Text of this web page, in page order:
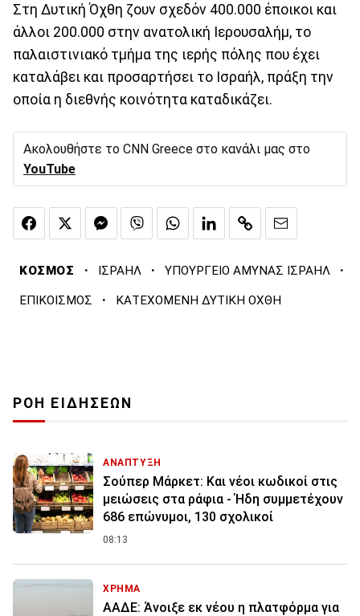
Στη Δυτική Όχθη ζουν σχεδόν 400.000 έποικοι και
άλλοι 200.000 στην ανατολική Ιερουσαλήμ, το
παλαιστινιακό τμήμα της ιερής πόλης που έχει
καταλάβει και προσαρτήσει το Ισραήλ, πράξη την
οποία η διεθνής κοινότητα καταδικάζει.
Ακολουθήστε το CNN Greece στο κανάλι μας στο
YouTube
ΚΟΣΜΟΣ · ΙΣΡΑΗΛ · ΥΠΟΥΡΓΕΙΟ ΑΜΥΝΑΣ ΙΣΡΑΗΛ ·
ΕΠΙΚΟΙΣΜΟΣ · ΚΑΤΕΧΟΜΕΝΗ ΔΥΤΙΚΗ ΟΧΘΗ
ΡΟΗ ΕΙΔΗΣΕΩΝ
ΑΝΑΠΤΥΞΗ
Σούπερ Μάρκετ: Και νέοι κωδικοί στις
μειώσεις στα ράφια - Ήδη συμμετέχουν
686 επώνυμοι, 130 σχολικοί
08:13
ΧΡΗΜΑ
ΑΑΔΕ: Άνοιξε εκ νέου η πλατφόρμα για